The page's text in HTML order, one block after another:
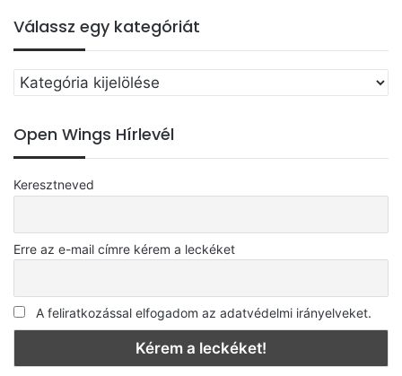
Válassz egy kategóriát
Válassz
egy
Open Wings Hírlevél
Keresztneved
Erre az e-mail címre kérem a leckéket
A feliratkozással elfogadom az adatvédelmi irányelveket.